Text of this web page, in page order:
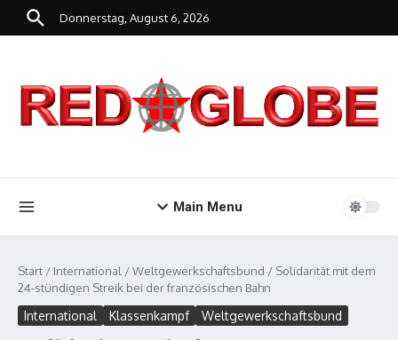
Zum Inhalt springen
Donnerstag, August 6, 2026
Main Menu
Start / International /Weltgewerkschaftsbund / Solidarität mit dem
24-stündigen Streik bei der französischen Bahn
International Klassenkampf Weltgewerkschaftsbund